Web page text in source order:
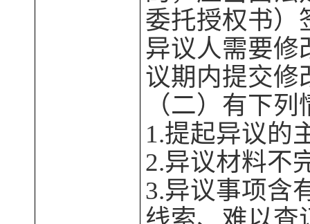
委托授权书）
异议人需要修
议期内提交修
（二）有下
1.提起异议的
2.异议材料不
3.异议事项含